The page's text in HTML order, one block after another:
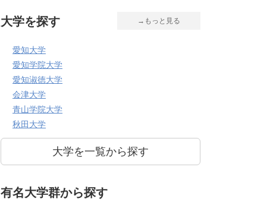
→もっと見る
大学を探す
愛知大学
愛知学院大学
愛知淑徳大学
会津大学
青山学院大学
秋田大学
大学を一覧から探す
有名大学群から探す